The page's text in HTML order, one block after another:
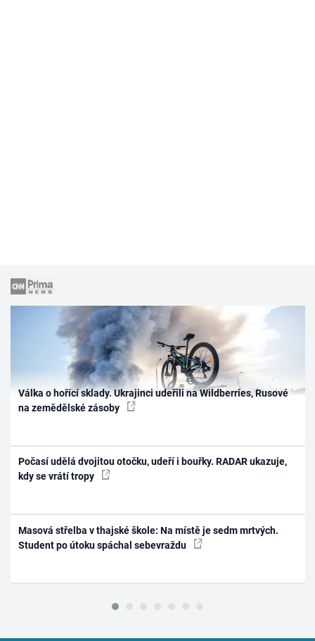
Válka o hořící sklady. Ukrajinci udeřili na Wildberries, Rusové
na zemědělské zásoby
Počasí udělá dvojitou otočku, udeří i bouřky. RADAR ukazuje,
kdy se vrátí tropy
Masová střelba v thajské škole: Na místě je sedm mrtvých.
Student po útoku spáchal sebevraždu